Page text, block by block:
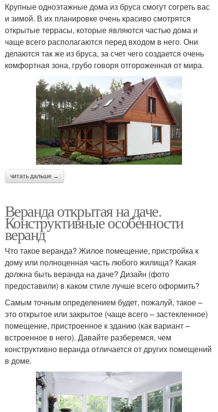
Крупные одноэтажные дома из бруса смогут согреть вас
и зимой. В их планировке очень красиво смотрятся
открытые террасы, которые являются частью дома и
чаще всего располагаются перед входом в него. Они
делаются так же из бруса, за счет чего создается очень
комфортная зона, грубо говоря отгороженная от мира.
читать дальше →
Веранда открытая на даче.
Конструктивные особенности
веранд
Что такое веранда? Жилое помещение, пристройка к
дому или полноценная часть любого жилища? Какая
должна быть веранда на даче? Дизайн (фото
предоставили) в каком стиле лучше всего оформить?
Самым точным определением будет, пожалуй, такое –
это открытое или закрытое (чаще всего – застекленное)
помещение, пристроенное к зданию (как вариант –
встроенное в него). Давайте разберемся, чем
конструктивно веранда отличается от других помещений
в доме.